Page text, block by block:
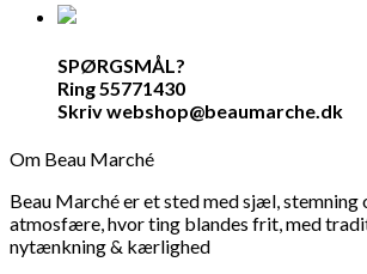
SPØRGSMÅL?
Ring 55771430
Skriv webshop@beaumarche.dk
Om Beau Marché
Beau Marché er et sted med sjæl, stemning
atmosfære, hvor ting blandes frit, med
nytænkning & kærlighed